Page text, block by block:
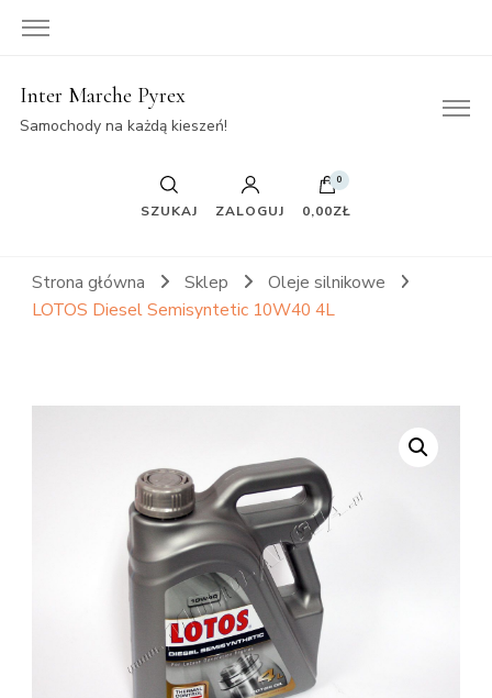
Inter Marche Pyrex
Samochody na każdą kieszeń!
SZUKAJ ZALOGUJ
0
0,00ZŁ
Strona główna Sklep
Oleje silnikowe
LOTOS Diesel Semisyntetic 10W40 4L